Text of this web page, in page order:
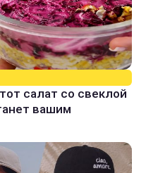
салат со свеклой
вашим